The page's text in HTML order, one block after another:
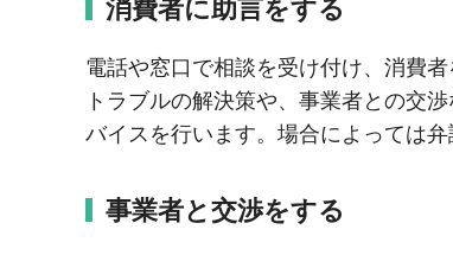
消費者に助言をする
電話や窓口で相談を受け付け、消費
トラブルの解決策や、事業者との交
バイスを行います。場合によっては
事業者と交渉をする